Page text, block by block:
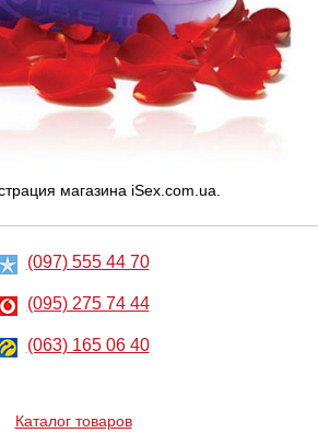
магазина iSex.com.ua.
(097) 555 44 70
(095) 275 74 44
(063) 165 06 40
Каталог товаров